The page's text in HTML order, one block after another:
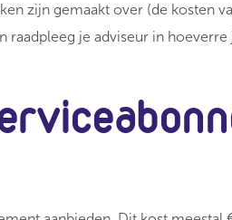
zijn gemaakt over (de kosten
raadpleeg je adviseur in